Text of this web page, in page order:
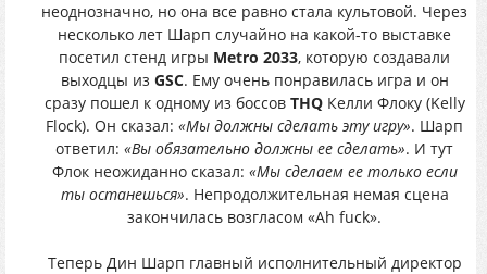
неоднозначно, но она все равно стала культовой. Через
несколько лет Шарп случайно на какой-то выставке
посетил стенд игры Metro 2033, которую создавали
выходцы из GSC. Ему очень понравилась игра и он
сразу пошел к одному из боссов THQКелли Флоку (Kelly
Flock). Он сказал: «Мы должны сделать эту игру». Шарп
ответил: «Вы обязательно должны ее сделать». И тут
Флок неожиданно сказал: «Мы сделаем ее только если
ты останешься». Непродолжительная немая сцена
закончилась возгласом «Ah fuck».
Теперь Дин Шарп главный исполнительный директор